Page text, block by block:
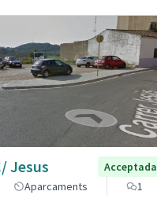
Jesus
Acceptada
Aparcaments
1